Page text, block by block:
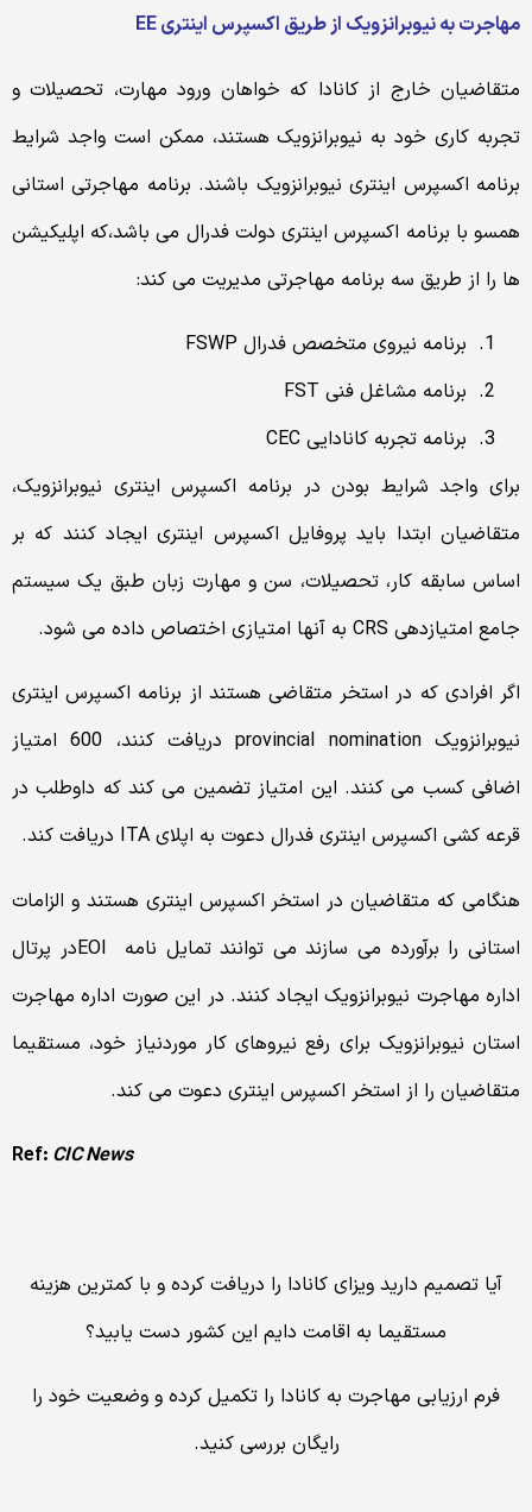
مهاجرت به نیوبرانزویک از طریق اکسپرس اینتریEE
متقاضیان خارج از کانادا که خواهان ورود مهارت، تحصیلات و
تجربه کاری خود به نیوبرانزویک هستند، ممکن است واجد شرایط
برنامه اکسپرس اینتری نیوبرانزویک باشند. برنامه مهاجرتی استانی
همسو با برنامه اکسپرس اینتری دولت فدرال می باشد،که اپلیکیشن
ها را از طریق سه برنامه مهاجرتی مدیریت می کند:
برنامه نیروی متخصص فدرال FSWP
برنامه مشاغل فنی FST
برنامه تجربه کانادایی CEC
برای واجد شرایط بودن در برنامه اکسپرس اینتری نیوبرانزویک،
متقاضیان ابتدا باید پروفایل اکسپرس اینتری ایجاد کنند که بر
اساس سابقه کار، تحصیلات، سن و مهارت زبان طبق یک سیستم
جامع امتیازدهی CRS به آنها امتیازی اختصاص داده می شود.
اگر افرادی که در استخر متقاضی هستند از برنامه اکسپرس اینتری
نیوبرانزویک provincial nomination دریافت کنند، 600 امتیاز
اضافی کسب می کنند. این امتیاز تضمین می کند که داوطلب در
قرعه کشی اکسپرس اینتری فدرال دعوت به اپلای ITA دریافت کند.
هنگامی که متقاضیان در استخر اکسپرس اینتری هستند و الزامات
استانی را برآورده می سازند می توانند تمایل نامه EOIدر پرتال
اداره مهاجرت نیوبرانزویک ایجاد کنند. در این صورت اداره مهاجرت
استان نیوبرانزویک برای رفع نیروهای کار موردنیاز خود، مستقیما
متقاضیان را از استخر اکسپرس اینتری دعوت می کند.
Ref: CIC News
آیا تصمیم دارید ویزای کانادا را دریافت کرده و با کمترین هزینه
مستقیما به اقامت دایم این کشور دست یابید؟
فرم ارزیابی مهاجرت به کانادا را تکمیل کرده و وضعیت خود را
رایگان بررسی کنید.